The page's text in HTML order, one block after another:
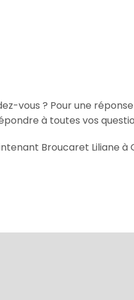
vous ? Pour une
à toutes vos
Broucaret Liliane à